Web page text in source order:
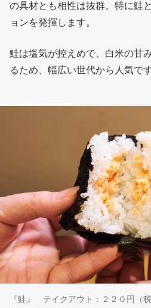
の具材とも相性は抜群。特に鮭
ョンを発揮します。
鮭は塩気が控えめで、白米の甘
るため、幅広い世代から人気です
『鮭』 テイクアウト：２２０円（